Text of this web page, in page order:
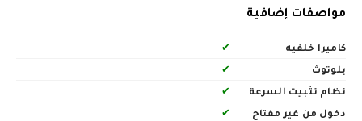
مواصفات إضافية
كاميرا خلفيه
✔
بلوتوث
✔
نظام تثبيت السرعة
✔
دخول من غير مفتاح
✔